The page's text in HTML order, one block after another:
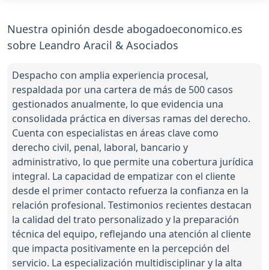
Nuestra opinión desde abogadoeconomico.es
sobre Leandro Aracil & Asociados
Despacho con amplia experiencia procesal,
respaldada por una cartera de más de 500 casos
gestionados anualmente, lo que evidencia una
consolidada práctica en diversas ramas del derecho.
Cuenta con especialistas en áreas clave como
derecho civil, penal, laboral, bancario y
administrativo, lo que permite una cobertura jurídica
integral. La capacidad de empatizar con el cliente
desde el primer contacto refuerza la confianza en la
relación profesional. Testimonios recientes destacan
la calidad del trato personalizado y la preparación
técnica del equipo, reflejando una atención al cliente
que impacta positivamente en la percepción del
servicio. La especialización multidisciplinar y la alta